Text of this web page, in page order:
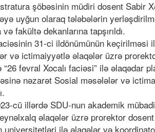
şöbəsinin müdiri dosent Sabir
uyğun olaraq tələbələrin
fakültə dekanlarına tapşırıldı.
31-ci ildönümünün keçirilməsi
və ictimaiyyətlə əlaqələr üzrə
fevral Xocalı faciəsi” ilə əlaqədar
nəzarət Sosial məsələlər və
cü illərdə SDU-nun akademik
əlaqələr üzrə prorektor
universitetləri ilə əlaqələr və